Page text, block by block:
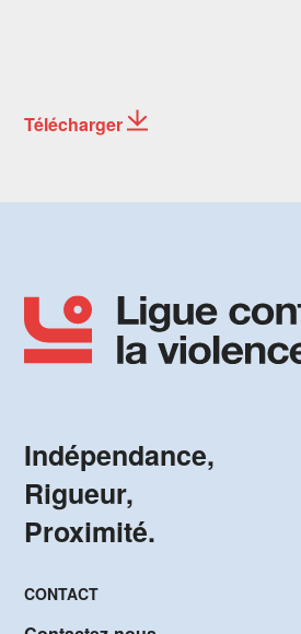
Télécharger
Indépendance,
Rigueur,
Proximité.
CONTACT